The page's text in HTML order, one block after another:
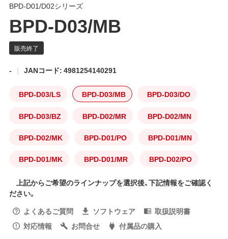
BPD-D01/D02シリーズ
BPD-D03/MB
- JANコード: 4981254140291
BPD-D03/LS BPD-D03/MB BPD-D03/DO
BPD-D03/BZ BPD-D02/MR BPD-D02/MN
BPD-D02/MK BPD-D01/PO BPD-D01/MN
BPD-D01/MK BPD-D01/MR BPD-D02/PO
上記からご希望のラインナップを選択後、下記情報をご確認く
ださい。
よくあるご質問
ソフトウェア
取扱説明書
対応情報
お問合せ 付属品の購入